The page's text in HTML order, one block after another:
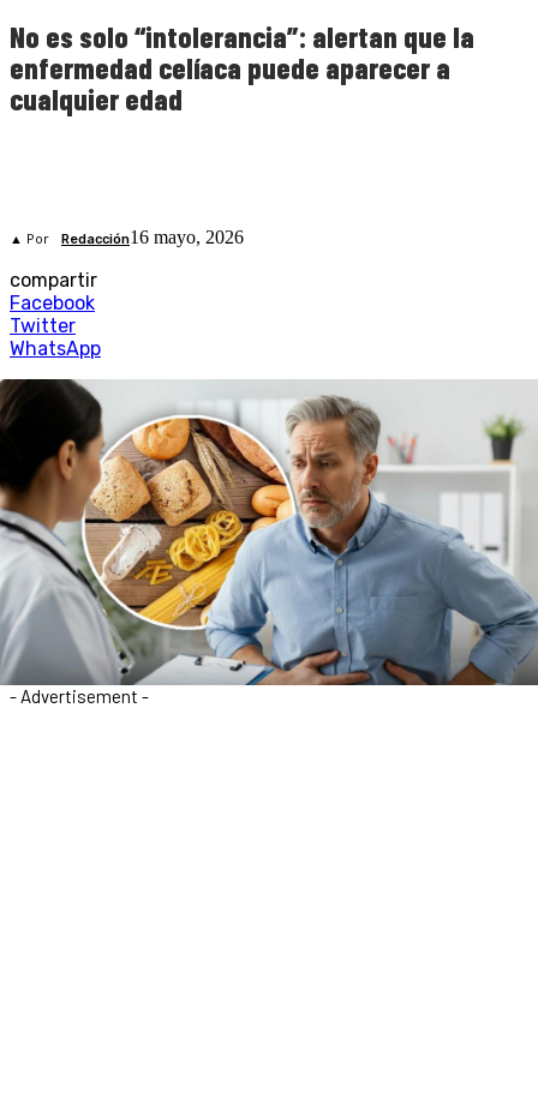
No es solo “intolerancia”: alertan que la
enfermedad celíaca puede aparecer a
cualquier edad
▲ Por Redacción16 mayo, 2026
compartir
Facebook
Twitter
WhatsApp
- Advertisement -